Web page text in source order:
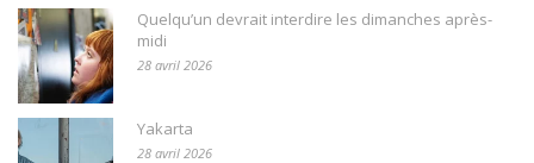
Quelqu’un devrait interdire les dimanches après-
midi
28 avril 2026
Yakarta
28 avril 2026